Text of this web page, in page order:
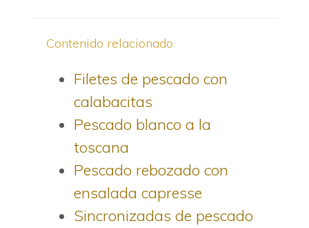
Contenido relacionado
Filetes de pescado con
calabacitas
Pescado blanco a la
toscana
Pescado rebozado con
ensalada capresse
Sincronizadas de pescado